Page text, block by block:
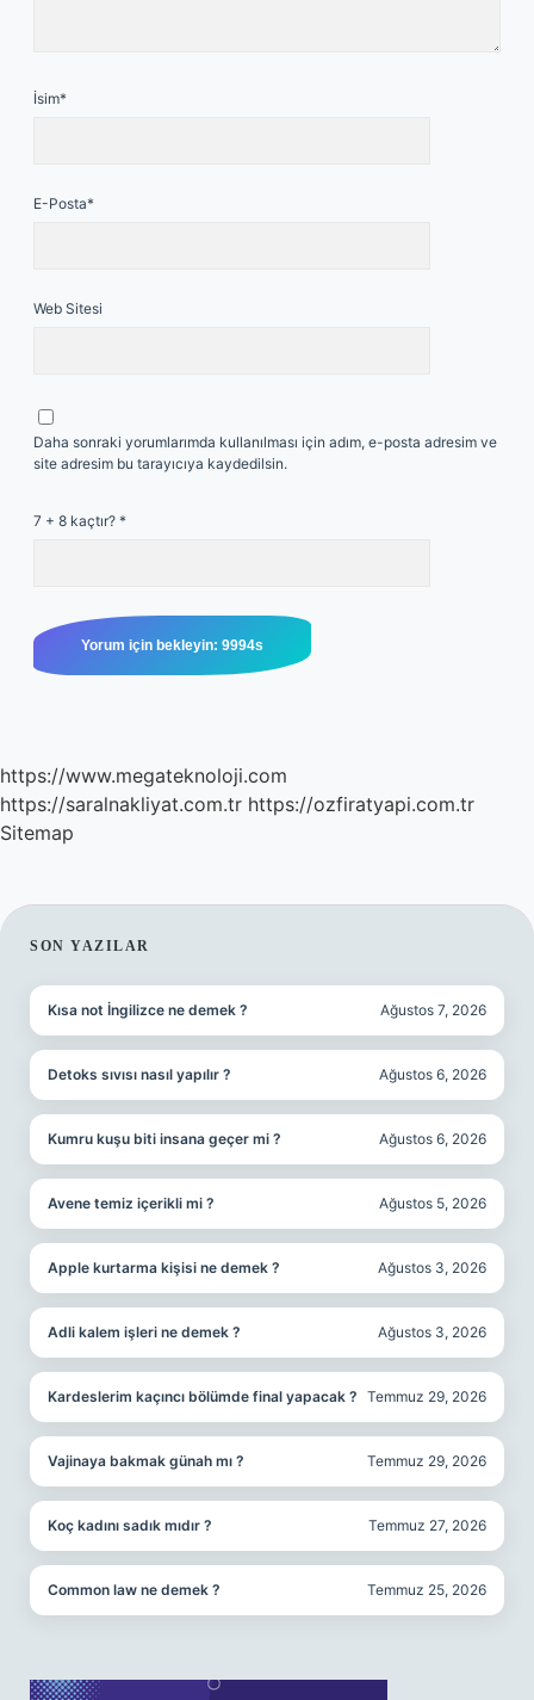
İsim*
E-Posta*
Web Sitesi
Daha sonraki yorumlarımda kullanılması için adım, e-posta adresim ve
site adresim bu tarayıcıya kaydedilsin.
7 + 8 kaçtır? *
https://www.megateknoloji.com
https://saralnakliyat.com.tr https://ozfiratyapi.com.tr
Sitemap
SIDEBAR
SON YAZILAR
Kısa not İngilizce ne demek ? Ağustos 7, 2026
Detoks sıvısı nasıl yapılır ? Ağustos 6, 2026
Kumru kuşu biti insana geçer mi ? Ağustos 6, 2026
Avene temiz içerikli mi ? Ağustos 5, 2026
Apple kurtarma kişisi ne demek ? Ağustos 3, 2026
Adli kalem işleri ne demek ? Ağustos 3, 2026
Kardeslerim kaçıncı bölümde final yapacak ? Temmuz 29, 2026
Vajinaya bakmak günah mı ? Temmuz 29, 2026
Koç kadını sadık mıdır ? Temmuz 27, 2026
Common law ne demek ? Temmuz 25, 2026